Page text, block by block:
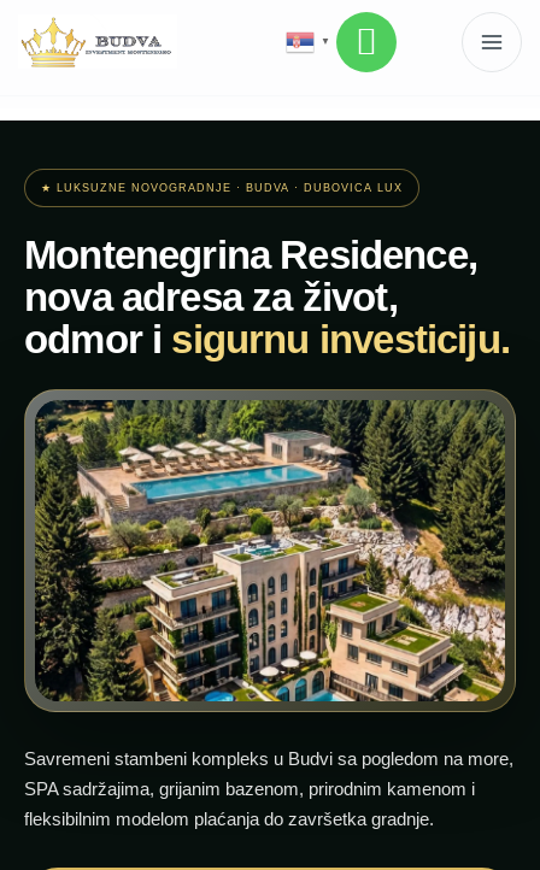
▼
★ LUKSUZNE NOVOGRADNJE · BUDVA · DUBOVICA LUX
Montenegrina Residence,
nova adresa za život,
odmor i sigurnu investiciju.
Savremeni stambeni kompleks u Budvi sa pogledom na more,
SPA sadržajima, grijanim bazenom, prirodnim kamenom i
fleksibilnim modelom plaćanja do završetka gradnje.